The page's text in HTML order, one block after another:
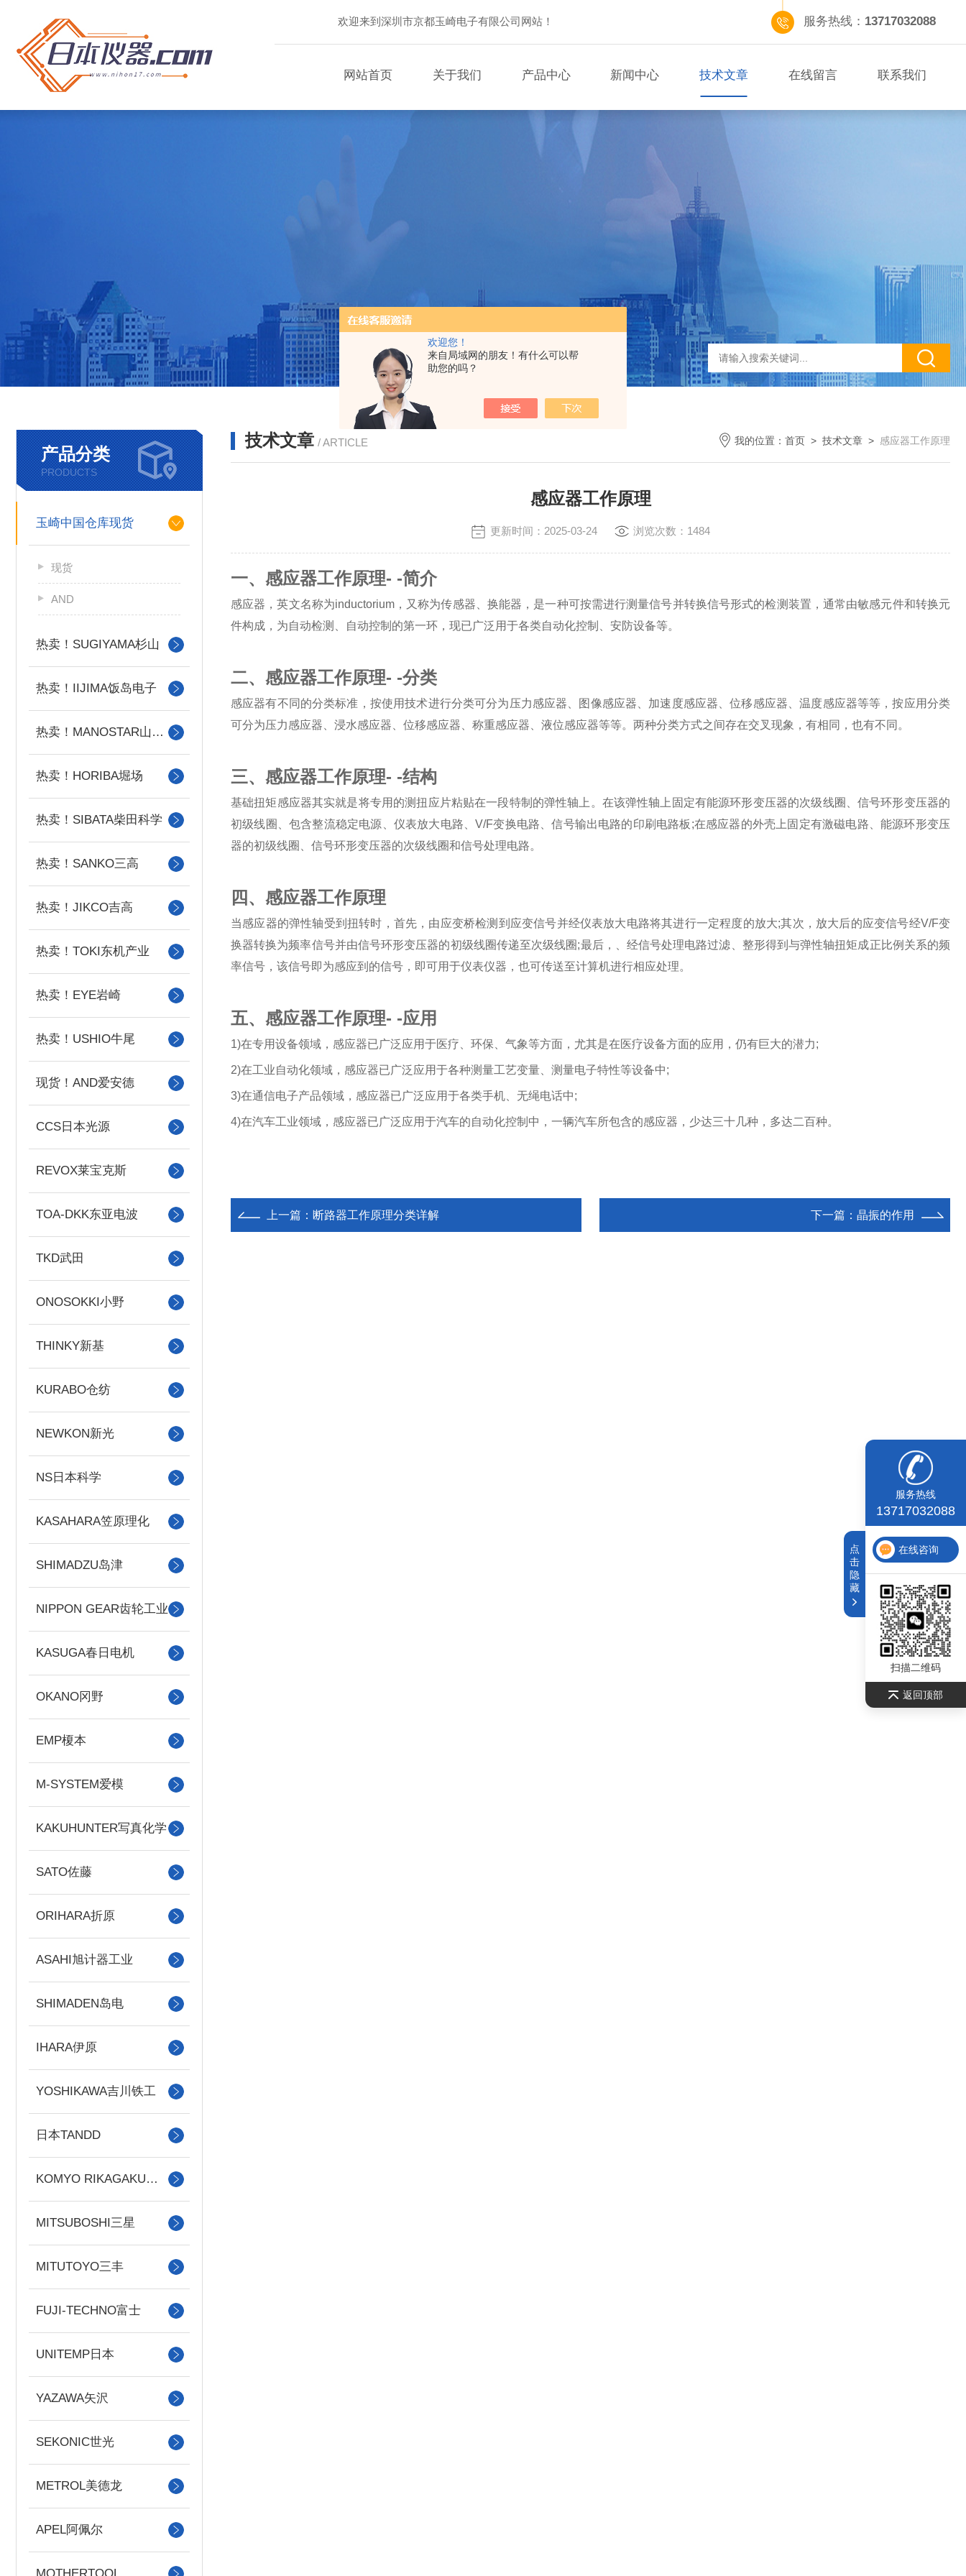
欢迎您！
来自局域网的朋友！有什么可以帮
助您的吗？
欢迎来到深圳市京都玉崎电子有限公司网站！ 服务热线： 13717032088
网站首页 关于我们 产品中心 新闻中心 技术文章 在线留言 联系我们
产品分类
PRODUCTS
玉崎中国仓库现货
现货
AND
热卖！SUGIYAMA杉山
热卖！IIJIMA饭岛电子
热卖！MANOSTAR山本电机
热卖！HORIBA堀场
热卖！SIBATA柴田科学
热卖！SANKO三高
热卖！JIKCO吉高
热卖！TOKI东机产业
热卖！EYE岩崎
热卖！USHIO牛尾
现货！AND爱安德
CCS日本光源
REVOX莱宝克斯
TOA-DKK东亚电波
TKD武田
ONOSOKKI小野
THINKY新基
KURABO仓纺
NEWKON新光
NS日本科学
KASAHARA笠原理化
SHIMADZU岛津
NIPPON GEAR齿轮工业
KASUGA春日电机
OKANO冈野
EMP榎本
M-SYSTEM爱模
KAKUHUNTER写真化学
SATO佐藤
ORIHARA折原
ASAHI旭计器工业
SHIMADEN岛电
IHARA伊原
YOSHIKAWA吉川铁工
日本TANDD
KOMYO RIKAGAKU光明理化
MITSUBOSHI三星
MITUTOYO三丰
FUJI-TECHNO富士
UNITEMP日本
YAZAWA矢沢
SEKONIC世光
METROL美德龙
APEL阿佩尔
技术文章 / ARTICLE 我的位置： 首页 > 技术文章 > 感应器工作原理
感应器工作原理
更新时间：2025-03-24 浏览次数：1484
一、感应器工作原理- -简介
感应器，英文名称为inductorium，又称为传感器、换能器，是一种可按需进行测量信号并转换信号形式的检测装置，通常由敏感元件和转换元
件构成，为自动检测、自动控制的第一环，现已广泛用于各类自动化控制、安防设备等。
二、感应器工作原理- -分类
感应器有不同的分类标准，按使用技术进行分类可分为压力感应器、图像感应器、加速度感应器、位移感应器、温度感应器等等，按应用分类
可分为压力感应器、浸水感应器、位移感应器、称重感应器、液位感应器等等。两种分类方式之间存在交叉现象，有相同，也有不同。
三、感应器工作原理- -结构
基础扭矩感应器其实就是将专用的测扭应片粘贴在一段特制的弹性轴上。在该弹性轴上固定有能源环形变压器的次级线圈、信号环形变压器的
初级线圈、包含整流稳定电源、仪表放大电路、V/F变换电路、信号输出电路的印刷电路板;在感应器的外壳上固定有激磁电路、能源环形变压
器的初级线圈、信号环形变压器的次级线圈和信号处理电路。
四、感应器工作原理
当感应器的弹性轴受到扭转时，首先，由应变桥检测到应变信号并经仪表放大电路将其进行一定程度的放大;其次，放大后的应变信号经V/F变
换器转换为频率信号并由信号环形变压器的初级线圈传递至次级线圈;最后，、经信号处理电路过滤、整形得到与弹性轴扭矩成正比例关系的频
率信号，该信号即为感应到的信号，即可用于仪表仪器，也可传送至计算机进行相应处理。
五、感应器工作原理- -应用
1)在专用设备领域，感应器已广泛应用于医疗、环保、气象等方面，尤其是在医疗设备方面的应用，仍有巨大的潜力;
2)在工业自动化领域，感应器已广泛应用于各种测量工艺变量、测量电子特性等设备中;
3)在通信电子产品领域，感应器已广泛应用于各类手机、无绳电话中;
4)在汽车工业领域，感应器已广泛应用于汽车的自动化控制中，一辆汽车所包含的感应器，少达三十几种，多达二百种。
上一篇： 断路器工作原理分类详解 下一篇： 晶振的作用
服务热线
13717032088
在线咨询
扫描二维码
返回顶部
点
击
隐
藏